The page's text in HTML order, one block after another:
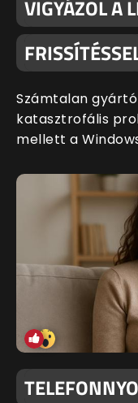
VIGYÁZOL A
Számtalan
katasztrofális
mellett a